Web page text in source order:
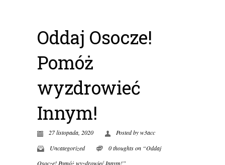
Oddaj Osocze!
Pomóż
wyzdrowieć
Innym!
27 listopada, 2020 Posted byw3acc
Uncategorized
0 thoughts on “Oddaj
Osocze! Pomóż wyzdrowieć Innym!”